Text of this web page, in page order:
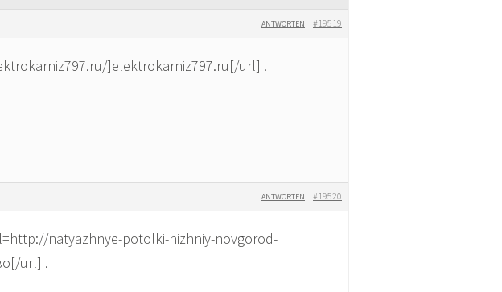
#19519
ANTWORTEN
]elektrokarniz797.ru[/url] .
#19520
ANTWORTEN
natyazhnye-potolki-nizhniy-novgorod-
url] .